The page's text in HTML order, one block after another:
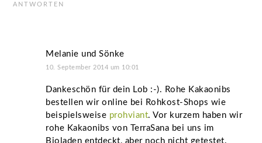
ANTWORTEN
Melanie und Sönke
10. September 2014 um 10:01
Dankeschön für dein Lob :-). Rohe Kakaonibs
bestellen wir online bei Rohkost-Shops wie
beispielsweise prohviant. Vor kurzem haben wir
rohe Kakaonibs von TerraSana bei uns im
Bioladen entdeckt, aber noch nicht getestet.